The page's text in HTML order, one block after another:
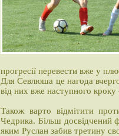
прогресії перевести вже у
Для Севлюша це нагода
від них вже наступного кроку
Також варто відмітити
Чедрика. Більш досвідчений
яким Руслан забив третину